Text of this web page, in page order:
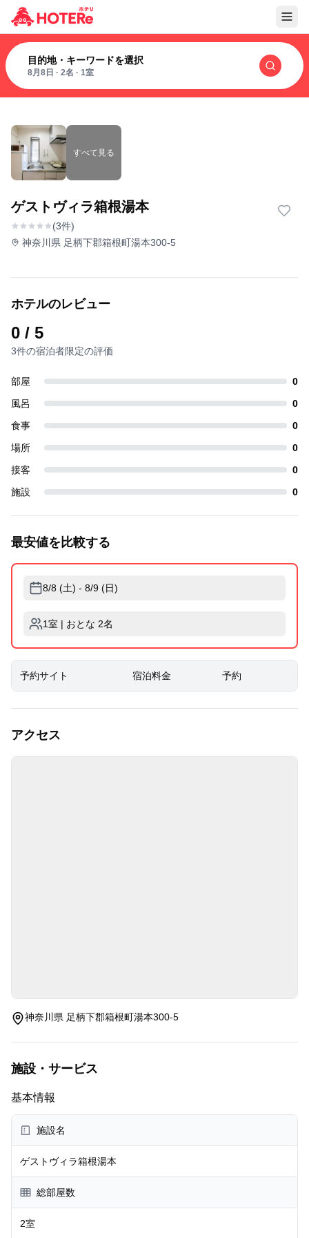
目的地・キーワードを選択
8月8日 · 2名 · 1室
すべて見る
ゲストヴィラ箱根湯本
(3件)
神奈川県 足柄下郡箱根町湯本300-5
ホテルのレビュー
0 / 5
3件の宿泊者限定の評価
部屋
0
風呂
0
食事
0
場所
0
接客
0
施設
0
最安値を比較する
8/8 (土) - 8/9 (日)
1室 | おとな 2名
予約サイト 宿泊料金 予約
アクセス
神奈川県 足柄下郡箱根町湯本300-5
施設・サービス
基本情報
施設名
ゲストヴィラ箱根湯本
総部屋数
2室